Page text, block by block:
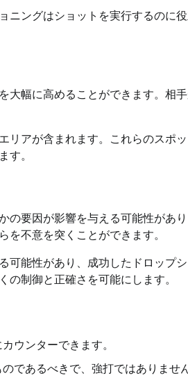
ニングはショットを実行するのに
大幅に高めることができます。相
アが含まれます。これらのスポッ
。
要因が影響を与える可能性があり
不意を突くことができます。
可能性があり、成功したドロップ
制御と正確さを可能にします。
ウンターできます。
であるべきで、強打ではありません